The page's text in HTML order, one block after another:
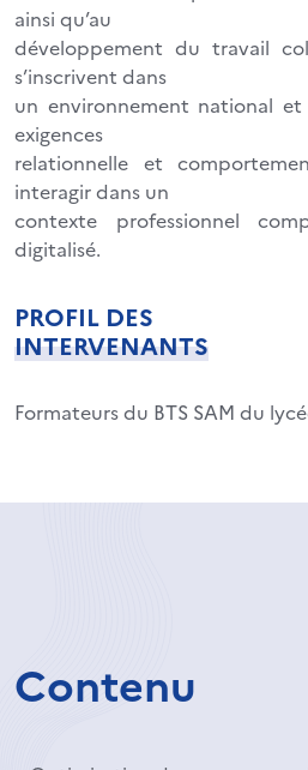
ainsi qu’au
développement du travail
s’inscrivent dans
un environnement national
exigences
relationnelle et
interagir dans un
contexte professionnel
digitalisé.
PROFIL DES
INTERVENANTS
Formateurs du BTS SAM du
Contenu